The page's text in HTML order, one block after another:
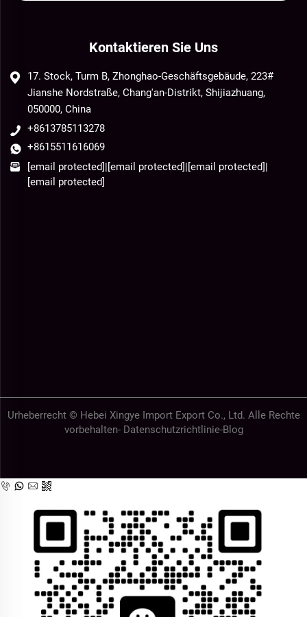
Kontaktieren Sie Uns
17. Stock, Turm B, Zhonghao-Geschäftsgebäude, 223#
Jianshe Nordstraße, Chang'an-Distrikt, Shijiazhuang,
050000, China
+8613785113278
+8615511616069
[email protected]|[email protected]|[email protected]|
[email protected]
Urheberrecht © Hebei Xingye Import Export Co., Ltd. Alle Rechte
vorbehalten- Datenschutzrichtlinie-Blog